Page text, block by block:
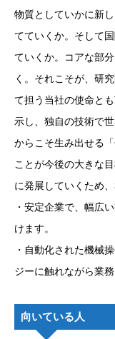
物質としていかに新
てていくか。そして
ていくか。コアな部
く。それこそが、研
て担う当社の使命と
示し、独自の技術で
からこそ生み出せる
ことが今後の大きな
に発展していくため
・安定企業で、幅広
けます。
・自動化された機械
ジーに触れながら業務
向いている人